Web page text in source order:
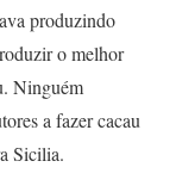
produzindo
o melhor
Ninguém
a fazer cacau
Sicilia.